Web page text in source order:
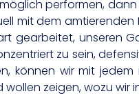
performen,
mit dem amtierenden
gearbeitet, unseren
zu sein,
können wir mit
zeigen, wozu wir